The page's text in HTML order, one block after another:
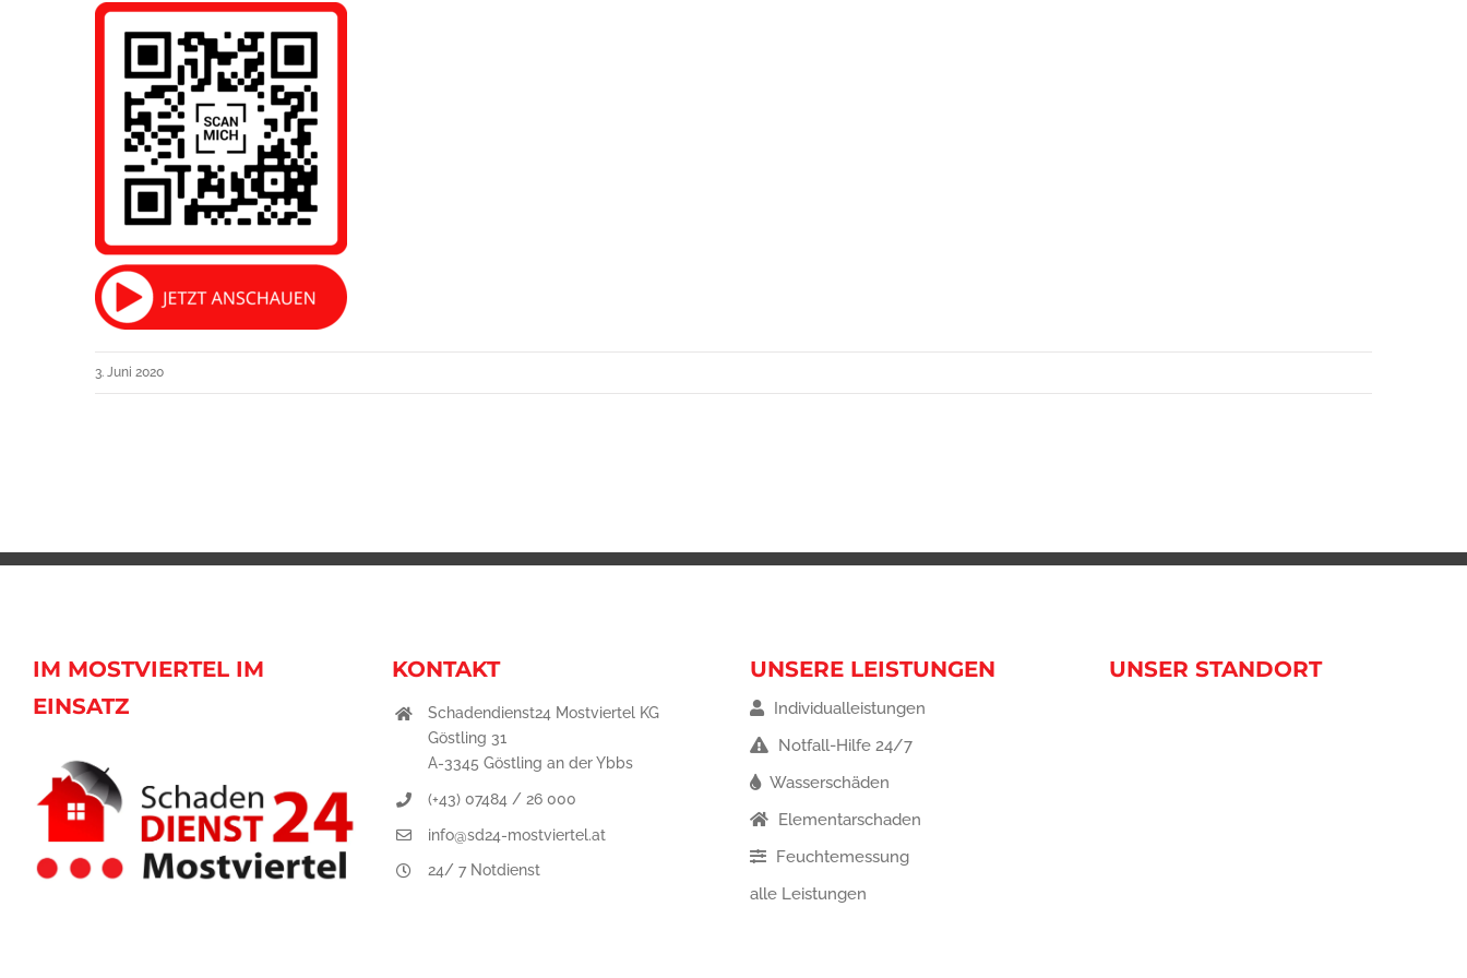
3. Juni 2020
IM MOSTVIERTEL IM
EINSATZ
KONTAKT
Schadendienst24 Mostviertel KG
Göstling 31
A-3345 Göstling an der Ybbs
(+43) 07484 / 26 000
info@sd24-mostviertel.at
24/ 7 Notdienst
UNSERE LEISTUNGEN
Individualleistungen
Notfall-Hilfe 24/7
Wasserschäden
Elementarschaden
Feuchtemessung
alle Leistungen
UNSER STANDORT